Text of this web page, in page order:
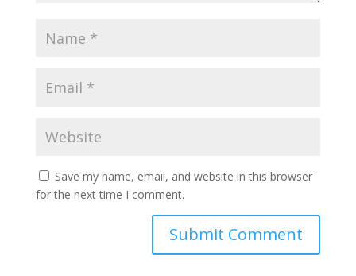
Save my name, email, and website in this browser
for the next time I comment.